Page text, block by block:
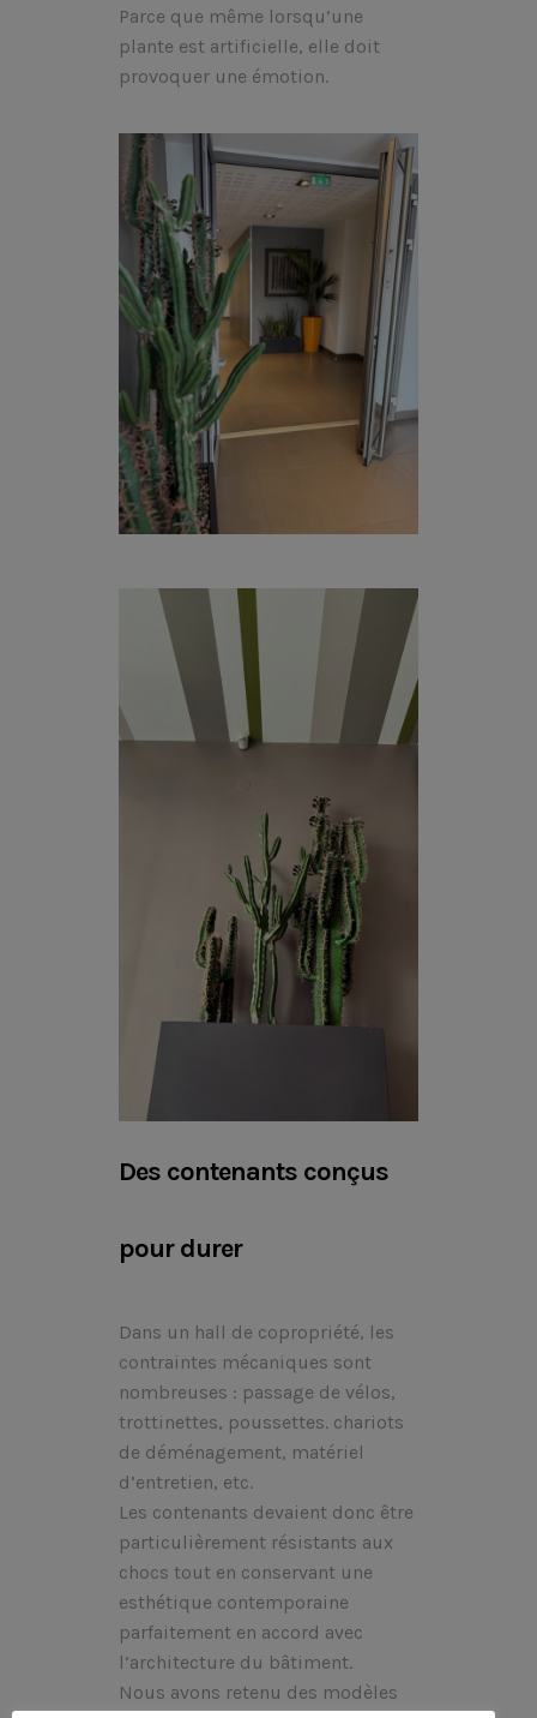
Parce que même lorsqu’une
plante est artificielle, elle doit
provoquer une émotion.
Des contenants conçus
pour durer
Dans un hall de copropriété, les
contraintes mécaniques sont
nombreuses : passage de vélos,
trottinettes, poussettes. chariots
de déménagement, matériel
d’entretien, etc.
Les contenants devaient donc être
particulièrement résistants aux
chocs tout en conservant une
esthétique contemporaine
parfaitement en accord avec
l’architecture du bâtiment.
Nous avons retenu des modèles